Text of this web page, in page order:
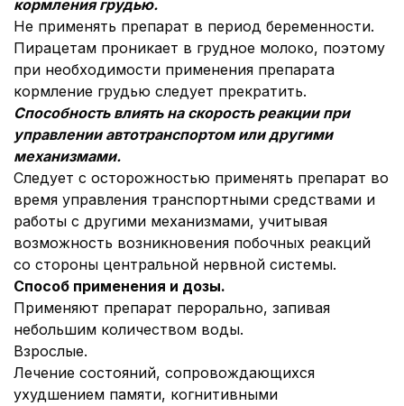
кормления грудью.
Не применять препарат в период беременности.
Пирацетам проникает в грудное молоко, поэтому
при необходимости применения препарата
кормление грудью следует прекратить.
Способность влиять на скорость реакции при
управлении автотранспортом или другими
механизмами.
Следует с осторожностью применять препарат во
время управления транспортными средствами и
работы с другими механизмами, учитывая
возможность возникновения побочных реакций
со стороны центральной нервной системы.
Способ применения и дозы.
Применяют препарат перорально, запивая
небольшим количеством воды.
Взрослые.
Лечение состояний, сопровождающихся
ухудшением памяти, когнитивными